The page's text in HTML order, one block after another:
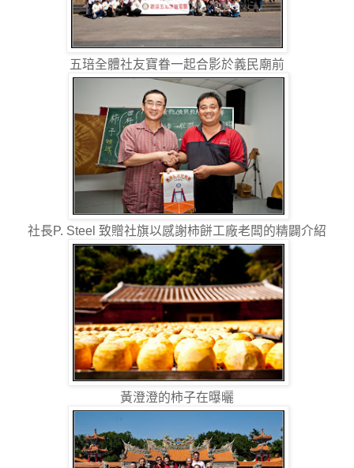
五琣全體社友寶眷一起合影於義民廟前
社長P. Steel 致贈社旗以感謝柿餅工廠老闆的精闢介紹
黃澄澄的柿子在曝曬